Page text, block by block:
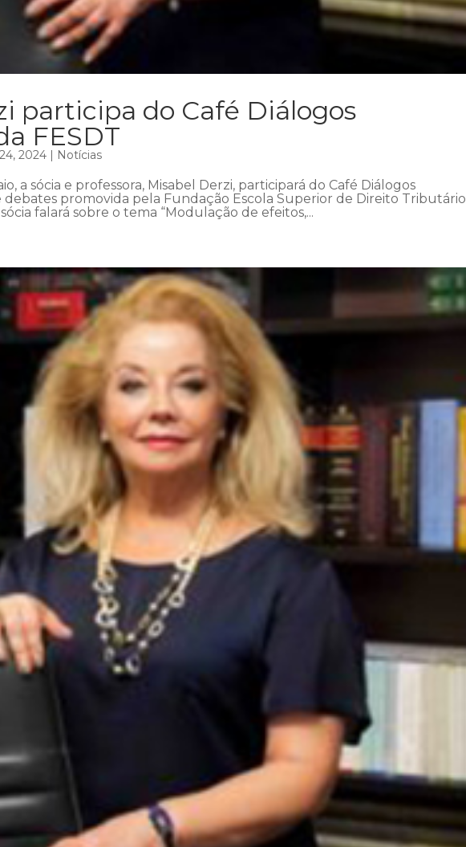
participa do Café Diálogos
FESDT
2024 | Notícias
a sócia e professora, Misabel Derzi, participará do Café Diálogos
debates promovida pela Fundação Escola Superior de Direito Tributário
falará sobre o tema “Modulação de efeitos,...